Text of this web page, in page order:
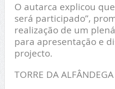
O autarca explicou
será participado”,
realização de um
para apresentação e
projecto.
TORRE DA ALFÂNDEGA